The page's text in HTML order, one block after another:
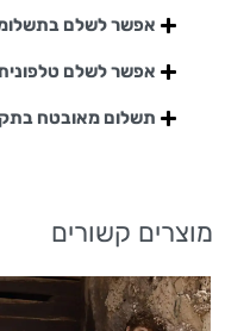
אפשר לשלם
אפשר לשלם
תשלום מאובטח
מוצרים קשורים